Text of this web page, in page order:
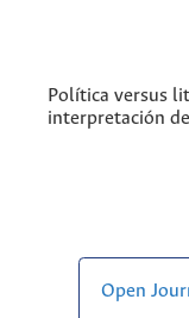
Política versus
interpretación
Open